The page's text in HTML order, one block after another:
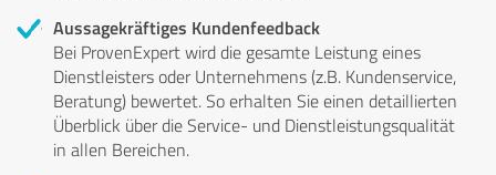
Aussagekräftiges Kundenfeedback
Bei ProvenExpert wird die gesamte Leistung eines
Dienstleisters oder Unternehmens (z.B. Kundenservice,
Beratung) bewertet. So erhalten Sie einen detaillierten
Überblick über die Service- und Dienstleistungsqualität
in allen Bereichen.